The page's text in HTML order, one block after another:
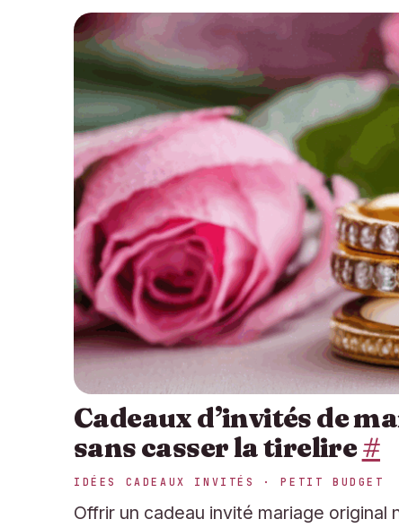
Cadeaux d’invités de
sans casser la tirelire#
IDÉES CADEAUX INVITÉS · PETIT BUDGET
Offrir un cadeau invité mariage original